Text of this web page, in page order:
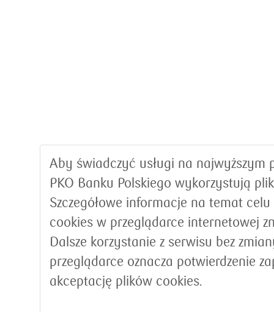
Aby świadczyć usługi na
PKO Banku Polskiego wykorzystują
Szczegółowe informacje na temat
cookies w przeglądarce internetowej
Dalsze korzystanie z serwisu bez
przeglądarce oznacza potwierdzenie
akceptację plików cookies.